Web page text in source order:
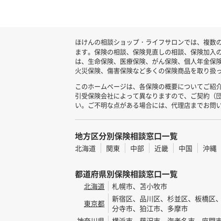
ほけんの相談ショップ・ライフサロンでは、複
ます。保険の相談、保険見直しの相談、保険加
は、生命保険、医療保険、がん保険、個人年金
火災保険、傷害保険など多くの保険商品を取り
このホームページは、各保険の概要についてご
引受保険会社によって異なりますので、ご契約
い。ご不明な点がある場合には、代理店までお問
地方区分別保険相談窓口一覧
北海道 関東 中部 近畿 中国 沖縄
都道府県別保険相談窓口一覧
北海道
札幌市、苫小牧市
東京都
新宿区、品川区、杉並区、板橋区
分寺市、狛江市、多摩市